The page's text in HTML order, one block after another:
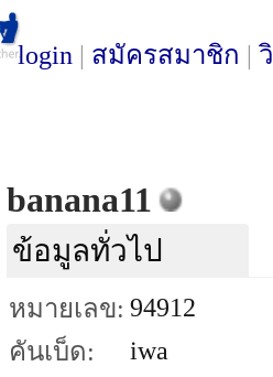
login | สมัครสมาชิก |
banana11
ข้อมูลทั่วไป
หมายเลข: 94912
คันเบ็ด:
iwa